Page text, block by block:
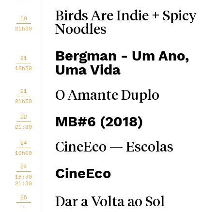
19
21h30
Birds Are Indie + Spicy
Noodles
21
18h30
Bergman - Um Ano,
Uma Vida
21
21h30
O Amante Duplo
22
21:30
MB#6 (2018)
24
10h00
CineEco — Escolas
24
18:30
21:30
CineEco
25
-
Dar a Volta ao Sol